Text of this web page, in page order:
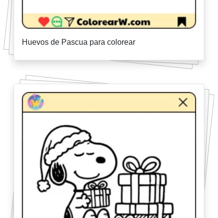
Huevos de Pascua para colorear